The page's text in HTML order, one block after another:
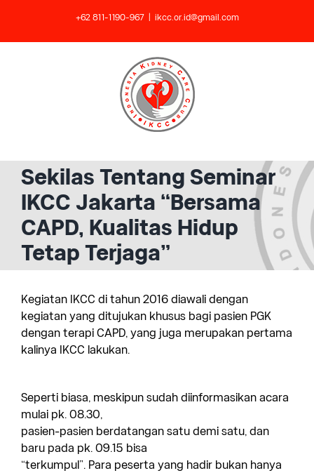
content
+62 811-1190-967 ikcc.or.id@gmail.com
Sekilas Tentang Seminar
IKCC Jakarta “Bersama
CAPD, Kualitas Hidup
Tetap Terjaga”
Kegiatan IKCC di tahun 2016 diawali dengan
kegiatan yang ditujukan khusus bagi pasien PGK
dengan terapi CAPD, yang juga merupakan pertama
kalinya IKCC lakukan.
Seperti biasa, meskipun sudah diinformasikan acara
mulai pk. 08.30,
pasien-pasien berdatangan satu demi satu, dan
baru pada pk. 09.15 bisa
“terkumpul”. Para peserta yang hadir bukan hanya